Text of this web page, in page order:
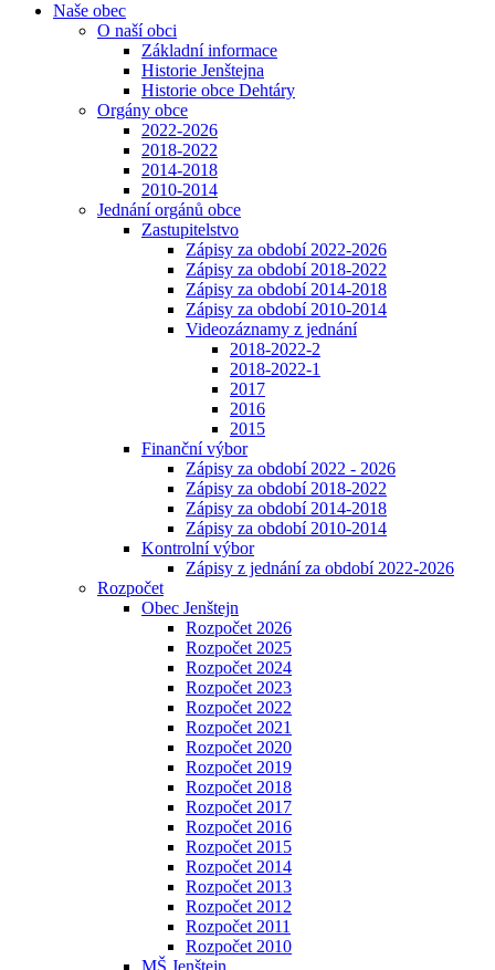
Naše obec
O naší obci
Základní informace
Historie Jenštejna
Historie obce Dehtáry
Orgány obce
2022-2026
2018-2022
2014-2018
2010-2014
Jednání orgánů obce
Zastupitelstvo
Zápisy za období 2022-2026
Zápisy za období 2018-2022
Zápisy za období 2014-2018
Zápisy za období 2010-2014
Videozáznamy z jednání
2018-2022-2
2018-2022-1
2017
2016
2015
Finanční výbor
Zápisy za období 2022 - 2026
Zápisy za období 2018-2022
Zápisy za období 2014-2018
Zápisy za období 2010-2014
Kontrolní výbor
Zápisy z jednání za období 2022-2026
Rozpočet
Obec Jenštejn
Rozpočet 2026
Rozpočet 2025
Rozpočet 2024
Rozpočet 2023
Rozpočet 2022
Rozpočet 2021
Rozpočet 2020
Rozpočet 2019
Rozpočet 2018
Rozpočet 2017
Rozpočet 2016
Rozpočet 2015
Rozpočet 2014
Rozpočet 2013
Rozpočet 2012
Rozpočet 2011
Rozpočet 2010
MŠ Jenštejn